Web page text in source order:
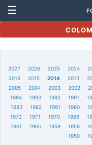
☰
2027
2026 2025 2024
2016
2015 2014 2013
2005
2004 2003 2002
1994
1993 1992 1991
1983
1982 1981 1980
1972
1971 1970 1969
1961
1960 1959 1958
1950